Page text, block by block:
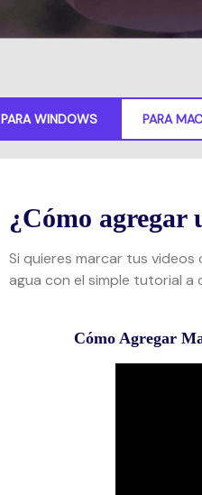
PARA WINDOWS PARA MAC
¿Cómo agregar
Si quieres marcar tus
agua con el simple tutorial a
Cómo Agregar